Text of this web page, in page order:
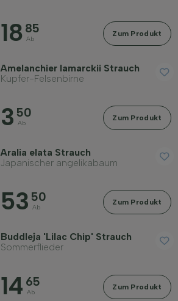
18 85
Ab
Zum Produkt
Amelanchier lamarckii Strauch
Kupfer-Felsenbirne
3 50
Ab
Zum Produkt
Aralia elata Strauch
Japanischer angelikabaum
53 50
Ab
Zum Produkt
Buddleja 'Lilac Chip' Strauch
Sommerflieder
14 65
Ab
Zum Produkt